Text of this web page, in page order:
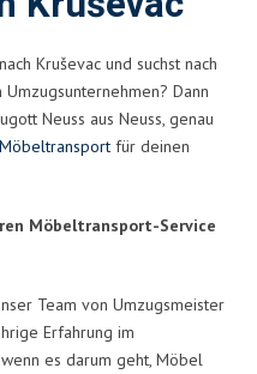
Kruševac und suchst nach
Dann
Neuss aus Neuss, genau
Möbeltransport für deinen
Möbeltransport-Service
Team von Umzugsmeister
Erfahrung im
es darum geht, Möbel